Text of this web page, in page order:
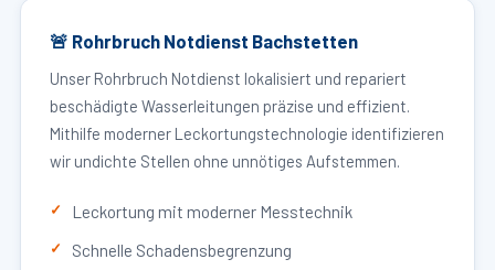
🚨 Rohrbruch Notdienst Bachstetten
Unser Rohrbruch Notdienst lokalisiert und repariert
beschädigte Wasserleitungen präzise und effizient.
Mithilfe moderner Leckortungstechnologie identifizieren
wir undichte Stellen ohne unnötiges Aufstemmen.
Leckortung mit moderner Messtechnik
Schnelle Schadensbegrenzung